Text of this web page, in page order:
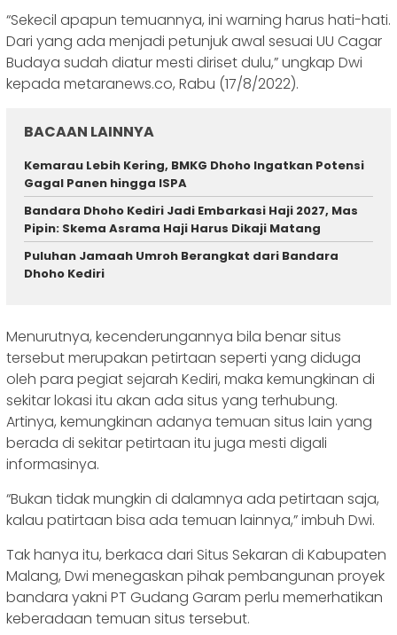
“Sekecil apapun temuannya, ini warning harus hati-hati.
Dari yang ada menjadi petunjuk awal sesuai UU Cagar
Budaya sudah diatur mesti diriset dulu,” ungkap Dwi
kepada metaranews.co, Rabu (17/8/2022).
BACAAN LAINNYA
Kemarau Lebih Kering, BMKG Dhoho Ingatkan Potensi
Gagal Panen hingga ISPA
Bandara Dhoho Kediri Jadi Embarkasi Haji 2027, Mas
Pipin: Skema Asrama Haji Harus Dikaji Matang
Puluhan Jamaah Umroh Berangkat dari Bandara
Dhoho Kediri
Menurutnya, kecenderungannya bila benar situs
tersebut merupakan petirtaan seperti yang diduga
oleh para pegiat sejarah Kediri, maka kemungkinan di
sekitar lokasi itu akan ada situs yang terhubung.
Artinya, kemungkinan adanya temuan situs lain yang
berada di sekitar petirtaan itu juga mesti digali
informasinya.
“Bukan tidak mungkin di dalamnya ada petirtaan saja,
kalau patirtaan bisa ada temuan lainnya,” imbuh Dwi.
Tak hanya itu, berkaca dari Situs Sekaran di Kabupaten
Malang, Dwi menegaskan pihak pembangunan proyek
bandara yakni PT Gudang Garam perlu memerhatikan
keberadaan temuan situs tersebut.